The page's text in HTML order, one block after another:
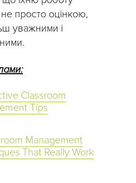
не просто оцінкою,
уважними і
Classroom
Tips
Management
That Really Work